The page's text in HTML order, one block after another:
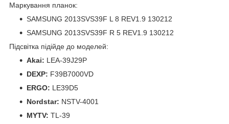
Маркування планок:
SAMSUNG 2013SVS39F L 8 REV1.9 130212
SAMSUNG 2013SVS39F R 5 REV1.9 130212
Підсвітка підійде до моделей:
Akai: LEA-39J29P
DEXP: F39B7000VD
ERGO: LE39D5
Nordstar: NSTV-4001
MYTV: TL-39